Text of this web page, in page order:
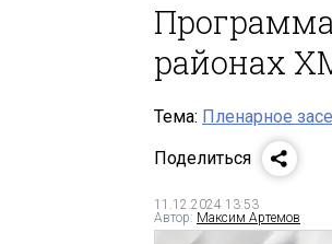
Программа
районах
Тема: Пленарное
Поделиться
11.12.2024 13:53
Автор: Максим Артемов